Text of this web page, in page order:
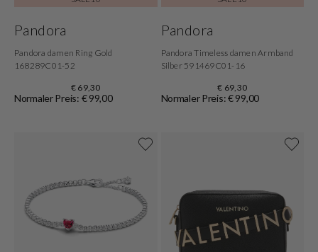
Pandora
Pandora damen Ring Gold
168289C01-52
€ 69,30
Normaler Preis: € 99,00
Pandora
Pandora Timeless damen Armband
Silber 591469C01-16
€ 69,30
Normaler Preis: € 99,00